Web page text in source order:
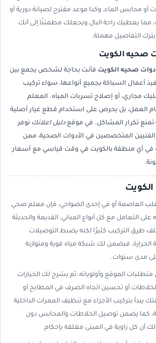
أو محابس الماء، وكذا موعد مقترح لصيانة دورية أو
مما يعطيك راحة البال ويجعلك مطمئنًا إلى أنك
التفاصيل مهملة.
صحيه الكويت
صحيه الكويت فأنت بحاجة لشخص يجمع بين
أعمال السباكة بجميع أنواعها، سواء تركيب
مجاري، أو إصلاح تسربات المياه. المعلم
العمل، بل يحرص على استخدام قطع غيار أصلية
تمنع تكرار المشاكل. في موقعدليل اعلانك نوفر
المتخصصين في الأدوات الصحية، ممن
في أي منطقة بالكويت في وقت قياسي مع أسعار
العاصمة أو في إحدى الضواحي، فإن معلم صحي
على التعامل مع كل أنواع المباني، القديمة والحديثة
طرق التركيب كثيرًا لكنه يضبط التوصيلات
الحرارة، فيضمن لك شبكة مياه قوية ومتوازنة
مدى سنوات.
متطلبات الموقع وأولوياته، ثم يشرح لك الخيارات
أو تحسين اتجاه الصرف في المطابخ أو
يبدأ بتركيب الأجزاء مع تنظيف الممرات الداخلية
يضمن توصيل الخلاطات والمحابس دون
أن كل زاوية في المبنى مغلقة بإحكام.